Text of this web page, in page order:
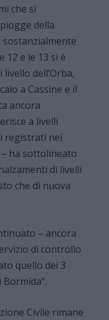
che si
della
12 e le 13 si è
dell’Orba,
a Cassine e il
ancora
a livelli
registrati nei
ha sottolineato
di livelli
che di nuova
– ancora
di controllo
quello dei 3
Civile rimane